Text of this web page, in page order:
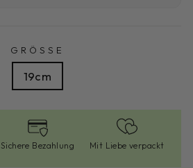
GRÖSSE
19cm
Sichere Bezahlung Mit Liebe verpackt